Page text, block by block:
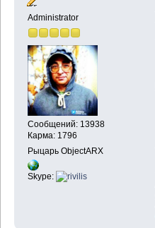
Administrator
Сообщений: 13938
Карма: 1796
Рыцарь ObjectARX
Skype: